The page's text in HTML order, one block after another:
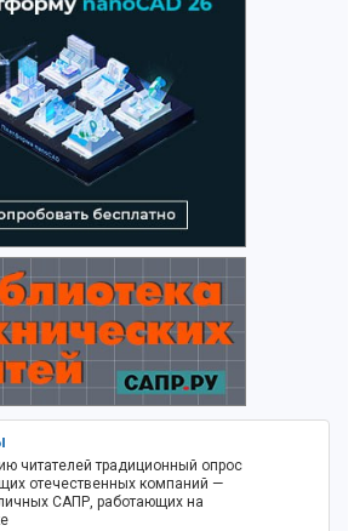
читателей традиционный опрос
отечественных компаний —
САПР, работающих на